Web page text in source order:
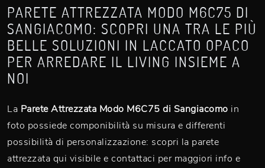
PARETE ATTREZZATA MODO M6C75 DI
SANGIACOMO: SCOPRI UNA TRA LE PIÙ
BELLE SOLUZIONI IN LACCATO OPACO
PER ARREDARE IL LIVING INSIEME A
NOI
La Parete Attrezzata Modo M6C75 di Sangiacomo in
foto possiede componibilità su misura e differenti
possibilità di personalizzazione: scopri la parete
attrezzata qui visibile e contattaci per maggiori info e